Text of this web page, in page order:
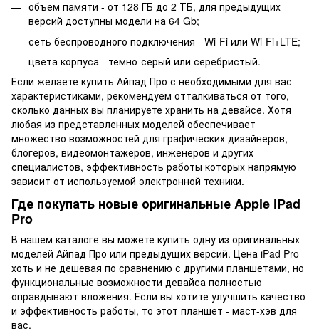
объем памяти - от 128 ГБ до 2 ТБ, для предыдущих
версий доступны модели на 64 Gb;
сеть беспроводного подключения - Wi-Fi или Wi-Fi+LTE;
цвета корпуса - темно-серый или серебристый.
Если желаете купить Айпад Про с необходимыми для вас
характеристиками, рекомендуем отталкиваться от того,
сколько данных вы планируете хранить на девайсе. Хотя
любая из представленных моделей обеспечивает
множество возможностей для графических дизайнеров,
блогеров, видеомонтажеров, инженеров и других
специалистов, эффективность работы которых напрямую
зависит от используемой электронной техники.
Где покупать новые оригинальные Apple iPad
Pro
В нашем каталоге вы можете купить одну из оригинальных
моделей Айпад Про или предыдущих версий. Цена iPad Pro
хоть и не дешевая по сравнению с другими планшетами, но
функциональные возможности девайса полностью
оправдывают вложения. Если вы хотите улучшить качество
и эффективность работы, то этот планшет - маст-хэв для
вас.